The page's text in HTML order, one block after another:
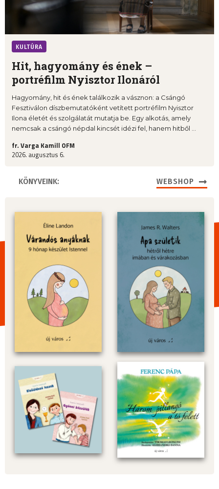
KULTÚRA
Hit, hagyomány és ének –
portréfilm Nyisztor Ilonáról
Hagyomány, hit és ének találkozik a vásznon: a Csángó
Fesztiválon díszbemutatóként vetített portréfilm Nyisztor
Ilona életét és szolgálatát mutatja be. Egy alkotás, amely
nemcsak a csángó népdal kincsét idézi fel, hanem hitből ...
fr. Varga Kamill OFM
2026. augusztus 6.
KÖNYVEINK: WEBSHOP